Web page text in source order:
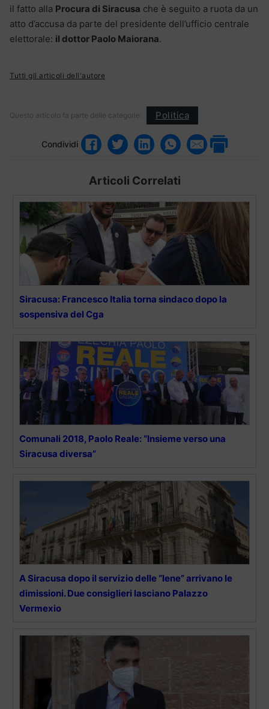
il fatto alla Procura di Siracusa che è seguito a ruota da un
atto d’accusa da parte del presidente dell’ufficio centrale
elettorale: il dottor Paolo Maiorana.
Tutti gli articoli dell'autore
Questo articolo fa parte delle categorie: Politica
Condividi
Articoli Correlati
Siracusa: Francesco Italia torna sindaco dopo la
sospensiva del Cga
Comunali 2018, Paolo Reale: “Insieme verso una
Siracusa diversa”
A Siracusa dopo il servizio delle “Iene” arrivano le
dimissioni. Due consiglieri lasciano Palazzo
Vermexio